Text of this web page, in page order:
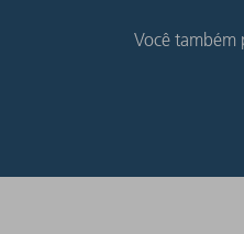
Você também